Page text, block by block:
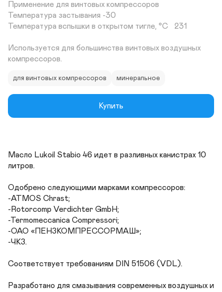
Применение для винтовых компрессоров
Температура застывания -30
Температура вспышки в открытом тигле, °С	231
Используется для большинства винтовых воздушных
компрессоров.
для винтовых компрессоров минеральное
Купить
Масло Lukoil Stabio 46 идет в разливных канистрах 10
литров.
Одобрено следующими марками компрессоров:
-ATMOS Chrast;
-Rotorcomp Verdichter GmbH;
-Termomeccanica Compressori;
-ОАО «ПЕНЗКОМПРЕССОРМАШ»;
-ЧКЗ.
Соответствует требованиям DIN 51506 (VDL).
Разработано для смазывания современных воздушных и